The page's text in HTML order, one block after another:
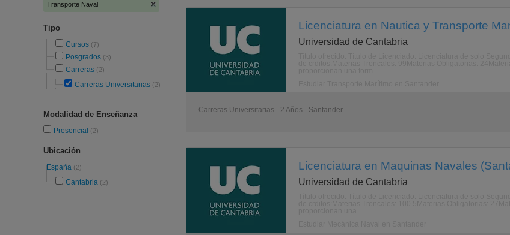
Transporte Naval
Tipo
Cursos (7)
Posgrados (3)
Carreras (2)
Carreras Universitarias (2)
Modalidad de Enseñanza
Presencial (2)
Ubicación
España (2)
Cantabria (2)
Licenciatura en Nautica y Transporte
Universidad de Cantabria
Carreras Universitarias - 2 Años - Santander
Licenciatura en Maquinas Navales
Universidad de Cantabria